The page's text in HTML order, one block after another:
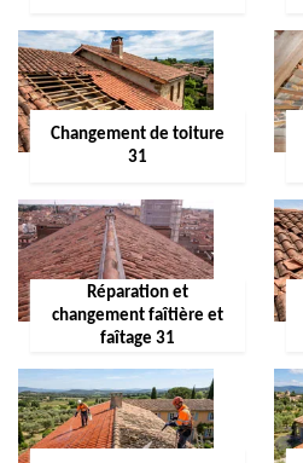
Changement de toiture
31
Réparation et
changement faîtière et
faîtage 31